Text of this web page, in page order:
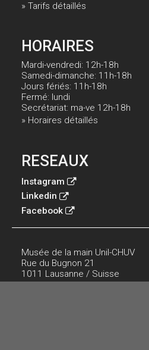
» Tarifs détaillés
HORAIRES
Mardi-vendredi: 12h-18h
Samedi-dimanche: 11h-18h
Jours fériés: 11h-18h
Fermé: lundi
Secrétariat: ma-ve 12h-18h
» Horaires détaillés
RESEAUX
Instagram
Linkedin
Facebook
Musée de la main Unil-CHUV
Rue du Bugnon 21
1011 Lausanne / Suisse